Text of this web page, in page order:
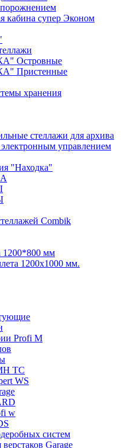
кабина супер Эконом
Островные
Пристенные
хранения
стеллажи для архива
управлением
"Находка"
Combik
1200*800 мм
1200х1000 мм.
Profi M
TC
WS
w
систем
Garage